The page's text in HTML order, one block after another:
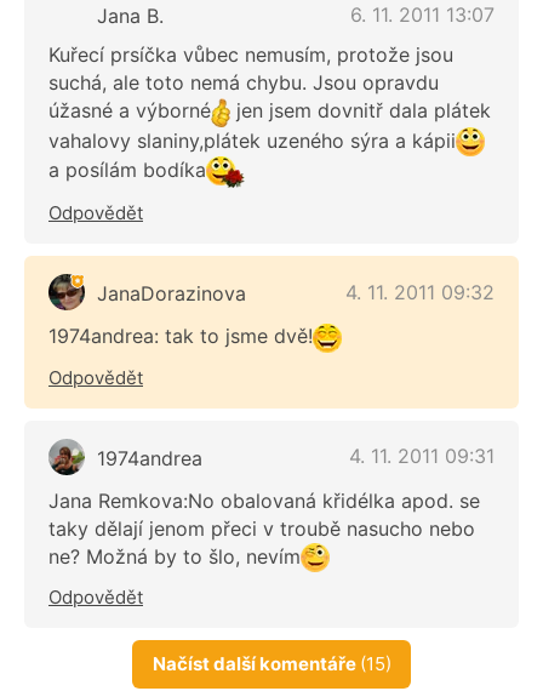
Jana B.
6. 11. 2011 13:07
Kuřecí prsíčka vůbec nemusím, protože jsou
suchá, ale toto nemá chybu. Jsou opravdu
úžasné a výborné
jen jsem dovnitř dala plátek
vahalovy slaniny,plátek uzeného sýra a kápii
a posílám bodíka
Odpovědět
JanaDorazinova
4. 11. 2011 09:32
1974andrea: tak to jsme dvě!
Odpovědět
1974andrea
4. 11. 2011 09:31
Jana Remkova:No obalovaná křidélka apod. se
taky dělají jenom přeci v troubě nasucho nebo
ne? Možná by to šlo, nevím
Odpovědět
Načíst další komentáře (15)